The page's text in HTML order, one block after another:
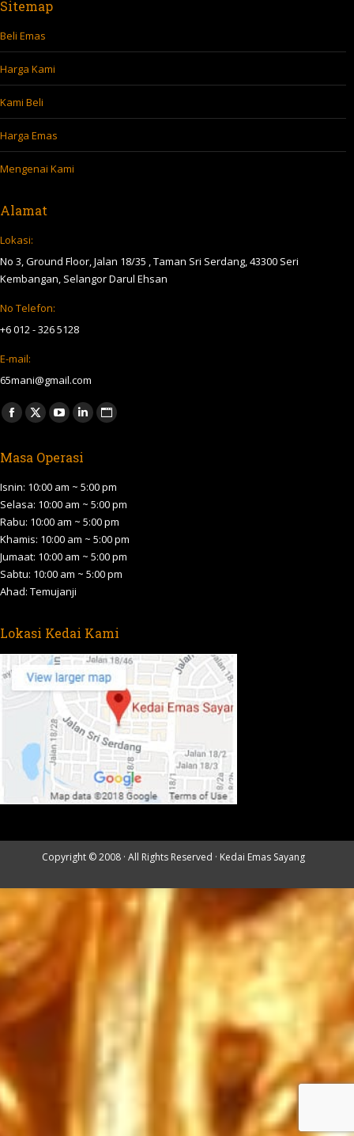
Sitemap
Beli Emas
Harga Kami
Kami Beli
Harga Emas
Mengenai Kami
Alamat
Lokasi:
No 3, Ground Floor, Jalan 18/35 , Taman Sri Serdang, 43300 Seri
Kembangan, Selangor Darul Ehsan
No Telefon:
+6 012 - 326 5128
E-mail:
65mani@gmail.com
Find us on:
Facebook
opens
in
new
window
X
opens
in
new
window
YouTube
opens
in
new
window
Linkedin
opens
in
new
window
Website
in
new
window
Masa Operasi
Isnin: 10:00 am ~ 5:00 pm
Selasa: 10:00 am ~ 5:00 pm
Rabu: 10:00 am ~ 5:00 pm
Khamis: 10:00 am ~ 5:00 pm
Jumaat: 10:00 am ~ 5:00 pm
Sabtu: 10:00 am ~ 5:00 pm
Ahad: Temujanji
Lokasi Kedai Kami
Copyright © 2008 · All Rights Reserved · Kedai Emas Sayang